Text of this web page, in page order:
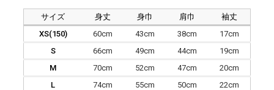
サイズ 身丈 身巾 肩巾
袖丈
XS(150)
60cm 43cm 38cm
17cm
S
66cm 49cm 44cm
19cm
M
70cm 52cm 47cm
20cm
L
74cm 55cm 50cm
22cm